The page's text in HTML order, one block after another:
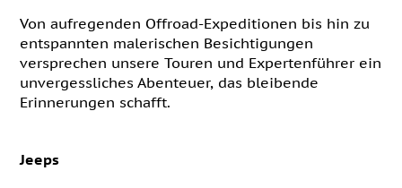
Von aufregenden Offroad-Expeditionen bis hin zu
entspannten malerischen Besichtigungen
versprechen unsere Touren und Expertenführer ein
unvergessliches Abenteuer, das bleibende
Erinnerungen schafft.
Jeeps